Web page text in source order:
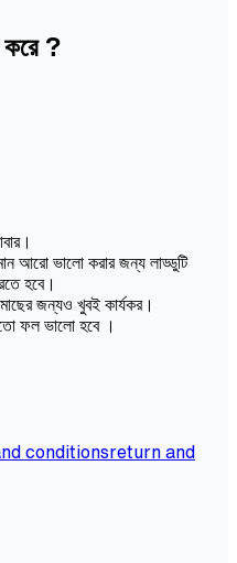
করে ?
আরো ভালো করার জন্য লাড্ডুটি
হবে।
জন্যও খুবই কার্যকর।
ফল ভালো হবে ।
conditionsreturn and